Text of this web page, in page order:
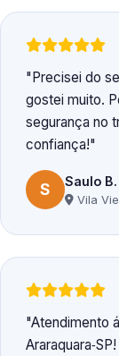
Precisei do
gostei muito.
segurança no
confiança!
S Saulo B.
Vila
Atendimento